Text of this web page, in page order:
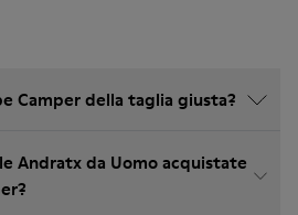
Camper della taglia giusta?
Andratx da Uomo acquistate